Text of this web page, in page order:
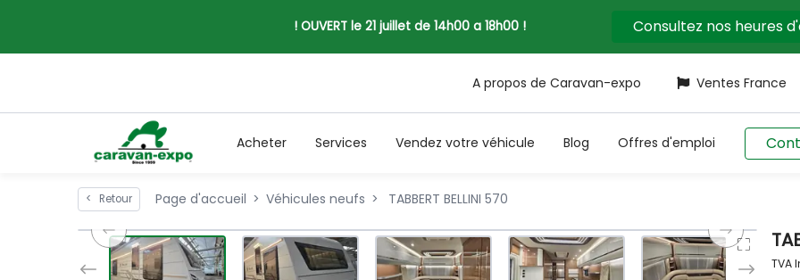
! OUVERT le 21 juillet de 14h00 a 18h00 ! Consultez nos heures
A propos de Caravan-expo Ventes France
Acheter Services Vendez votre véhicule Blog Offres d'emploi
< Retour Page d'accueil Véhicules neufs TABBERT BELLINI 570
TVA